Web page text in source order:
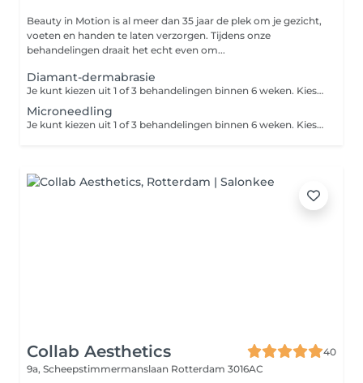
Beauty in Motion is al meer dan 35 jaar de plek om je gezicht,
voeten en handen te laten verzorgen. Tijdens onze
behandelingen draait het echt even om...
Diamant-dermabrasie
Je kunt kiezen uit 1 of 3 behandelingen binnen 6 weken. Kies je voor de kuur van 3 behandelingen? Je boekt dan via Treatwell de eerste behandeling. De vervolgafspraken maak je in de salon. Door middel van de diamanten slijpkoppen wordt het bovenste laagje van je huid 'afgeschaafd', waardoor het celvernieuwingsproces wordt bevorderd. Deze peelingbehandeling is geschikt bij grove poriën, rimpels, pigmentvlekken en acne-littekens, ook wanneer deze er al langer zitten.
Microneedling
Je kunt kiezen uit 1 of 3 behandelingen binnen 6 weken. Kies je voor de kuur van 3 behandelingen? Inclusief ontsmetting en medisch serum. Let op: de aangegeven prijs is de prijs per zone. Bij microneedling worden er piepkleine kanaaltjes in de huid gemaakt door middel van naaldjes. Het zelfgenezend vermogen van de huid wordt aangewakkerd, waardoor er celvernieuwing plaatsvindt. Fijne lijntjes en rimpels vervagen hierdoor. Deze zones kunnen zeer goed worden behandeld: - Zone rondom de mond - Neus-lippenplooi - Fijne lijntjes bij het wanggebied
Collab Aesthetics
40
9a, Scheepstimmermanslaan Rotterdam 3016AC